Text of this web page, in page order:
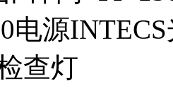
电源
查灯